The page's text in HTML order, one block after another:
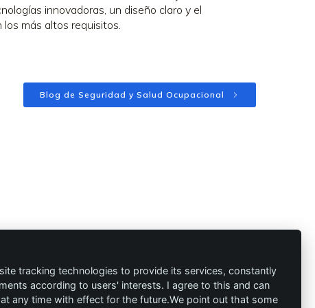
innovadoras, un diseño claro y el
más altos requisitos.
Blog de Seguridad y Salud Ocupacional
info@die-
schutzprofis.de
tracking technologies to provide its services, constantly
according to users' interests. I agree to this and can
any time with effect for the future.We point out that some